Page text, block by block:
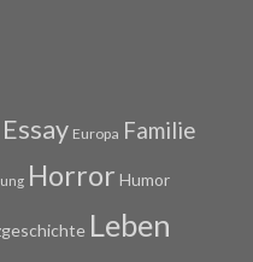
Essay Europa Familie
Horror Humor
Leben